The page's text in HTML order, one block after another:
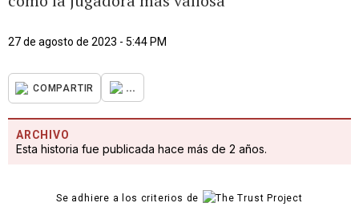
27 de agosto de 2023 - 5:44 PM
COMPARTIR ...
ARCHIVO
Esta historia fue publicada hace más de 2 años.
Se adhiere a los criterios de